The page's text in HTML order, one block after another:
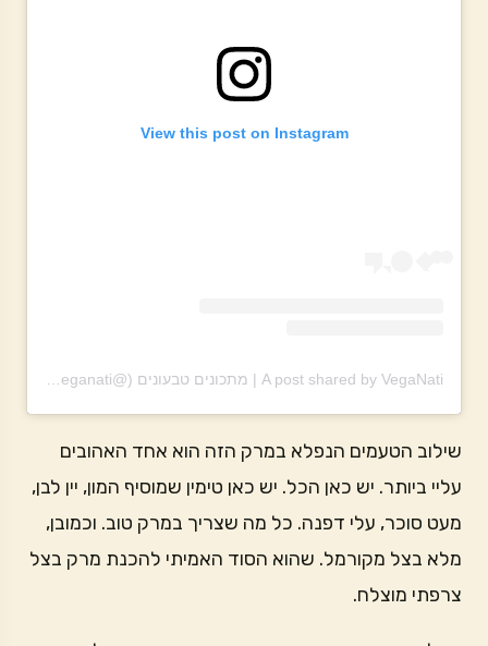
View this post on Instagram
A post shared by VegaNati | מתכונים טבעונים (@theveganati)
שילוב הטעמים הנפלא במרק הזה הוא אחד האהובים
עליי ביותר. יש כאן הכל. יש כאן טימין שמוסיף המון, יין לבן,
מעט סוכר, עלי דפנה. כל מה שצריך במרק טוב. וכמובן,
מלא בצל מקורמל. שהוא הסוד האמיתי להכנת מרק בצל
צרפתי מוצלח.